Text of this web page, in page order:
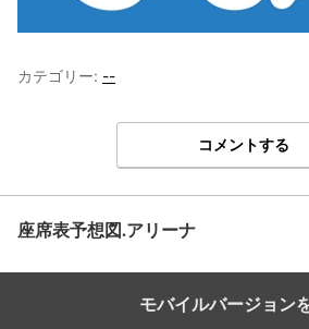
カテゴリー: --
コメントする
座席表予想図.アリーナ
モバイルバージョン